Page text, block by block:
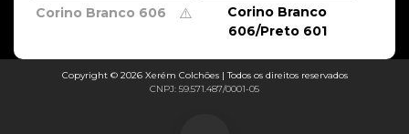
Corino Branco 606 ⚠️
Corino Branco
606/Preto 601
Copyright © 2026 Xerém Colchões | Todos os direitos reservados
CNPJ: 59.571.487/0001-05